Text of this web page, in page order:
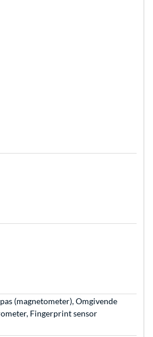
(magnetometer), Omgivende
Fingerprint sensor